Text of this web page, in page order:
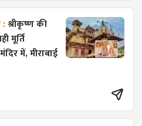
:श्रीकृष्ण की
मूर्ति
में, मीराबाई